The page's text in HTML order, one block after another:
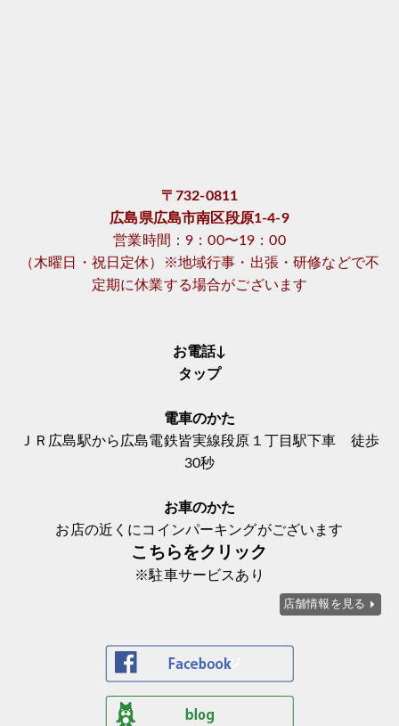
〒732-0811
広島県広島市南区段原1-4-9
営業時間：9：00〜19：00
（木曜日・祝日定休）※地域行事・出張・研修などで不
定期に休業する場合がございます
お電話↓
タップ
電車のかた
ＪＲ広島駅から広島電鉄皆実線段原１丁目駅下車 徒歩
30秒
お車のかた
お店の近くにコインパーキングがございます
こちらをクリック
※駐車サービスあり
店舗情報を見る